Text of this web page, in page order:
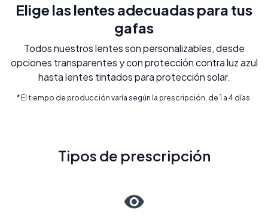
Elige las lentes adecuadas para tus
gafas
Todos nuestros lentes son personalizables, desde
opciones transparentes y con protección contra luz azul
hasta lentes tintados para protección solar.
* El tiempo de producción varía según la prescripción, de 1 a 4 días.
Tipos de prescripción